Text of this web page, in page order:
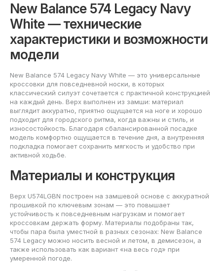
New Balance 574 Legacy Navy
White — технические
характеристики и возможности
модели
New Balance 574 Legacy Navy White — это универсальные
кроссовки для повседневной носки, в которых
классический силуэт сочетается с практичной конструкцией
на каждый день. Верх выполнен из замши: материал
выглядит аккуратно, приятно ощущается на ноге и хорошо
подходит для городского ритма, когда важны и стиль, и
износостойкость. Благодаря сбалансированной посадке
модель комфортно ощущается в течение дня, а внутренняя
подкладка помогает сохранить мягкость и удобство при
активной ходьбе.
Материалы и конструкция
Верх U574LGBN построен на замшевой основе с аккуратной
прошивкой по ключевым зонам — это повышает
устойчивость к повседневным нагрузкам и помогает
кроссовкам держать форму. Материалы подобраны так,
чтобы пара была уместной в разных сезонах: New Balance
574 Legacy можно носить весной и летом, в демисезон, а
также использовать как вариант «на весь год» при
умеренной погоде.